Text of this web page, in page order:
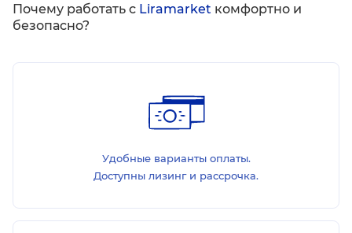
Почему работать с Liramarket комфортно и
безопасно?
Удобные варианты оплаты.
Доступны лизинг и рассрочка.